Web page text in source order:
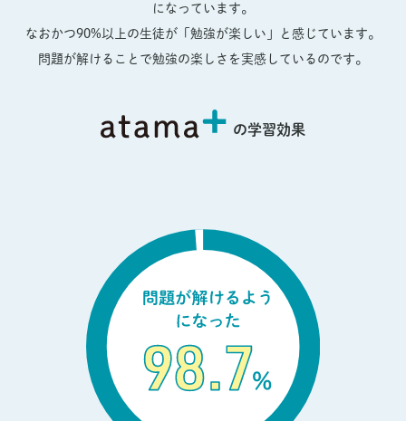
になっています。
なおかつ90%以上の生徒が「勉強が楽しい」と感じています。
問題が解けることで勉強の楽しさを実感しているのです。
の学習効果